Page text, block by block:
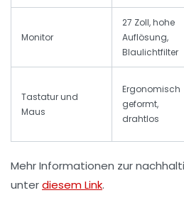
Monitor
27 Zoll, hohe
Auflösung,
Blaulichtfilter
Tastatur und
Maus
Ergonomisch
geformt,
drahtlos
Mehr Informationen zur
unterdiesem Link.